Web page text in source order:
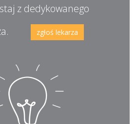
z dedykowanego
zgłoś lekarza